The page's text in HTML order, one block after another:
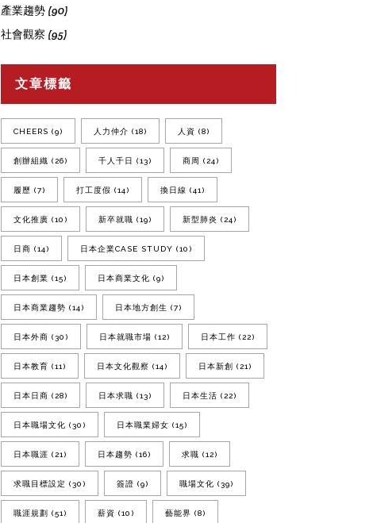
產業趨勢 (90)
社會觀察 (95)
文章標籤
CHEERS (9) 人力仲介 (18) 人資 (8)
創辦組織 (26) 千人千日 (13) 商周 (24)
履歷 (7) 打工度假 (14) 換日線 (41)
文化推廣 (10) 新卒就職 (19) 新型肺炎 (24)
日商 (14) 日本企業CASE STUDY (10)
日本創業 (15) 日本商業文化 (9)
日本商業趨勢 (14) 日本地方創生 (7)
日本外商 (30) 日本就職市場 (12) 日本工作 (22)
日本教育 (11) 日本文化觀察 (14) 日本新創 (21)
日本日商 (28) 日本求職 (13) 日本生活 (22)
日本職場文化 (30) 日本職業婦女 (15)
日本職涯 (21) 日本趨勢 (16) 求職 (12)
求職目標設定 (30) 簽證 (9) 職場文化 (39)
職涯規劃 (51) 薪資 (10) 藝能界 (8)